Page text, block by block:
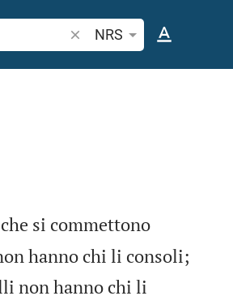
Ricerca verso biblico o parola
NRS
si commettono
hanno chi li consoli;
non hanno chi li